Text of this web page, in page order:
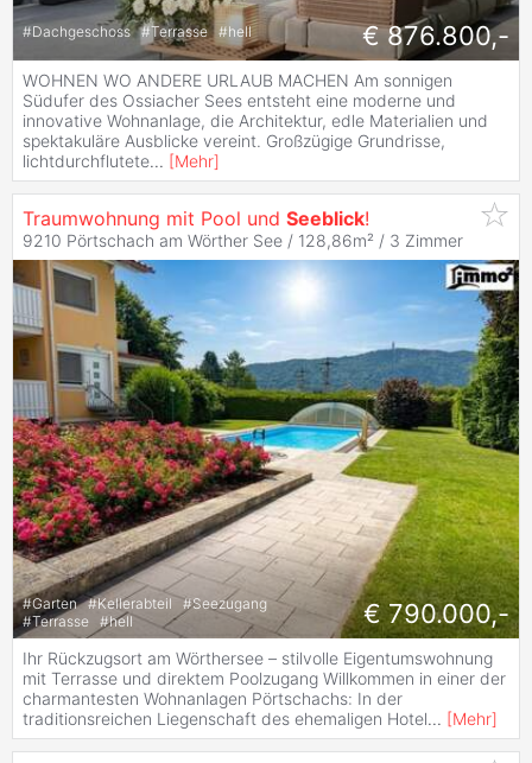
#Dachgeschoss #Terrasse #hell € 876.800,-
WOHNEN WO ANDERE URLAUB MACHEN Am sonnigen
Südufer des Ossiacher Sees entsteht eine moderne und
innovative Wohnanlage, die Architektur, edle Materialien und
spektakuläre Ausblicke vereint. Großzügige Grundrisse,
lichtdurchflutete... [Mehr]
Traumwohnung mit Pool und Seeblick!
9210 Pörtschach am Wörther See / 128,86m² / 3 Zimmer
#Garten #Kellerabteil #Seezugang
#Terrasse #hell € 790.000,-
Ihr Rückzugsort am Wörthersee – stilvolle Eigentumswohnung
mit Terrasse und direktem Poolzugang Willkommen in einer der
charmantesten Wohnanlagen Pörtschachs: In der
traditionsreichen Liegenschaft des ehemaligen Hotel... [Mehr]